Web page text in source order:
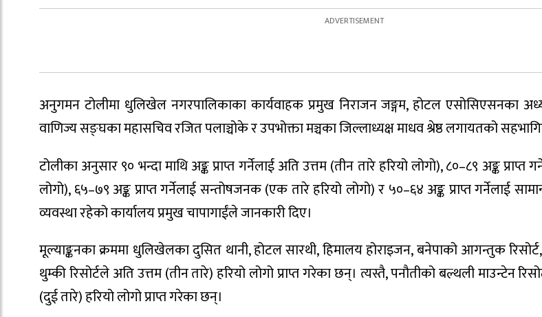
अनुगमन टोलीमा धुलिखेल नगरपालिकाका कार्यवाहक प्रमुख निराजन जङ्गम, होटल एसोसिएसनका
वाणिज्य सङ्घका महासचिव रजित पलाञ्चोके र उपभोक्ता मञ्चका जिल्लाध्यक्ष माधव श्रेष्ठ लगायतको
टोलीका अनुसार ९० भन्दा माथि अङ्क प्राप्त गर्नेलाई अति उत्तम (तीन तारे हरियो लोगो), ८०–८९ अङ्क प्राप्त
लोगो), ६५–७९ अङ्क प्राप्त गर्नेलाई सन्तोषजनक (एक तारे हरियो लोगो) र ५०–६४ अङ्क प्राप्त गर्नेलाई
व्यवस्था रहेको कार्यालय प्रमुख चापागाईंले जानकारी दिए।
मूल्याङ्कनका क्रममा धुलिखेलका दुसित थानी, होटल सारथी, हिमालय होराइजन, बनेपाको आगन्तुक
थुम्की रिसोर्टले अति उत्तम (तीन तारे) हरियो लोगो प्राप्त गरेका छन्। त्यस्तै, पनौतीको बल्थली माउन्टेन
(दुई तारे) हरियो लोगो प्राप्त गरेका छन्।